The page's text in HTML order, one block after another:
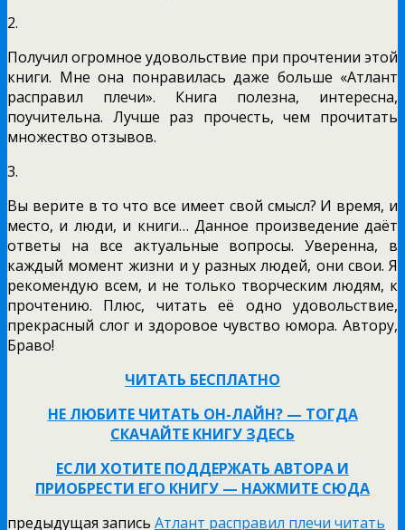
2.
Получил огромное удовольствие при прочтении этой
книги. Мне она понравилась даже больше «Атлант
расправил плечи». Книга полезна, интересна,
поучительна. Лучше раз прочесть, чем прочитать
множество отзывов.
3.
Вы верите в то что все имеет свой смысл? И время, и
место, и люди, и книги… Данное произведение даёт
ответы на все актуальные вопросы. Уверенна, в
каждый момент жизни и у разных людей, они свои. Я
рекомендую всем, и не только творческим людям, к
прочтению. Плюс, читать её одно удовольствие,
прекрасный слог и здоровое чувство юмора. Автору,
Браво!
ЧИТАТЬ БЕСПЛАТНО
НЕ ЛЮБИТЕ ЧИТАТЬ ОН-ЛАЙН? — ТОГДА
СКАЧАЙТЕ КНИГУ ЗДЕСЬ
ЕСЛИ ХОТИТЕ ПОДДЕРЖАТЬ АВТОРА И
ПРИОБРЕСТИ ЕГО КНИГУ — НАЖМИТЕ СЮДА
предыдущая запись Атлант расправил плечи читать